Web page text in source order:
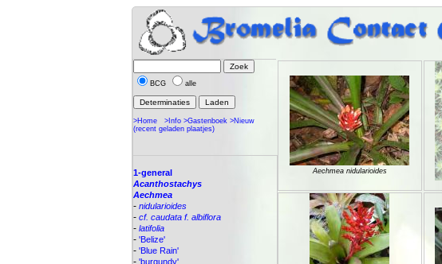
BCG alle
>Home >Info >Gastenboek >Nieuw
(recent geladen plaatjes)
1-general
Acanthostachys
Aechmea
- nidularioides
- cf. caudata f. albiflora
- latifolia
- 'Belize'
- 'Blue Rain'
- 'burgundy'
Aechmea nidularioides